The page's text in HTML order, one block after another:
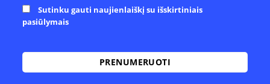
Sutinku gauti naujienlaiškį su išskirtiniais
pasiūlymais